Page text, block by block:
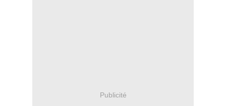
Publicité